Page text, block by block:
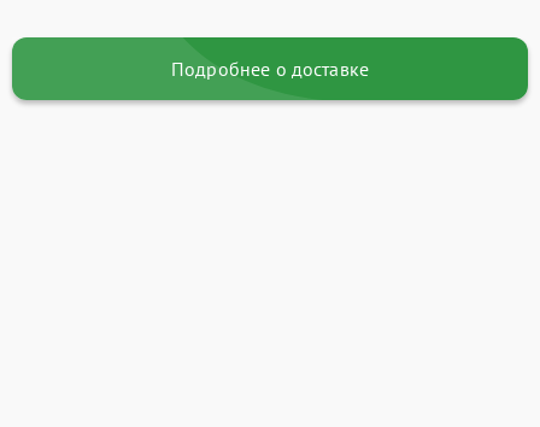
Подробнее о доставке